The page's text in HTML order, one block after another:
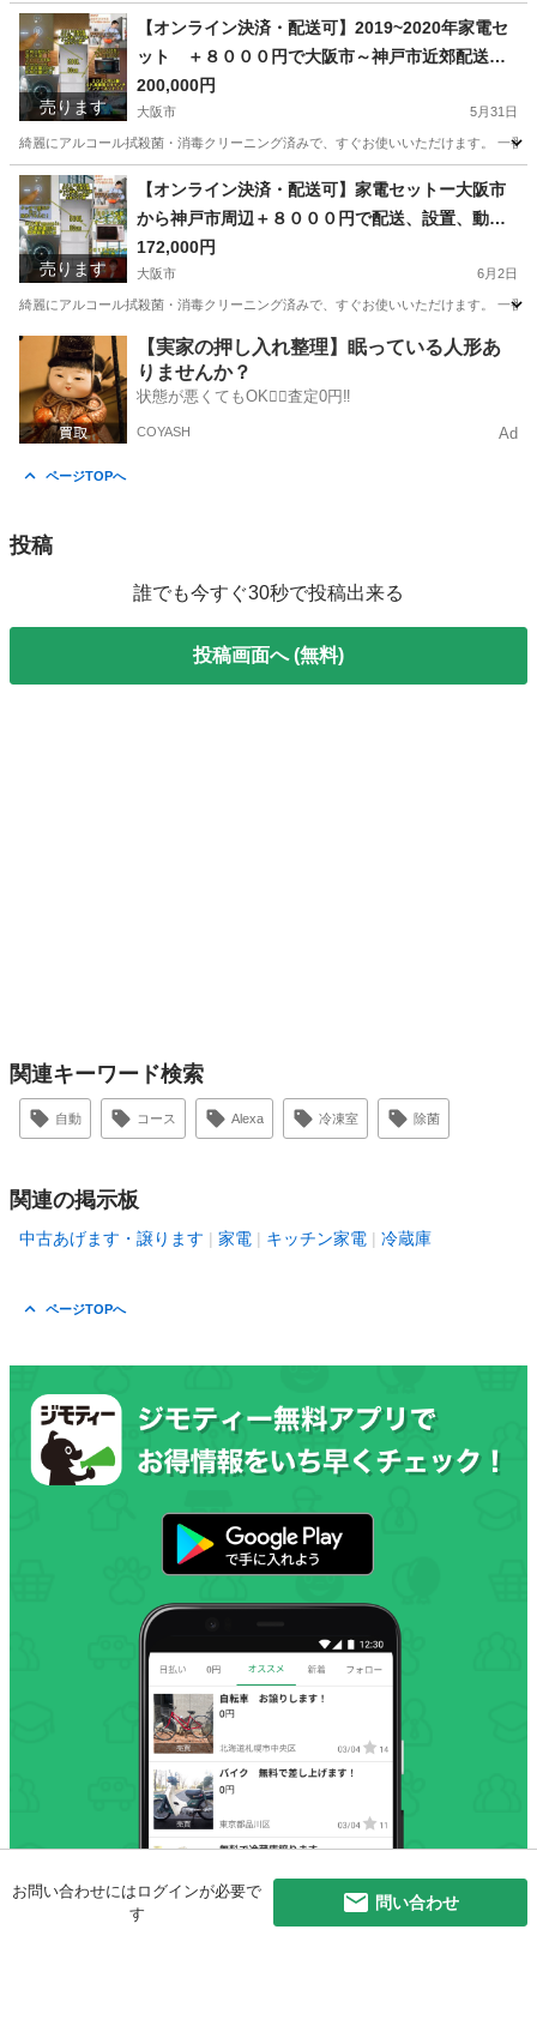
お問い合わせにはログインが必要で
す
問い合わせ
大阪 大阪市 生活家電 コース
売ります
【オンライン決済・配送可】2019~2020年家電セ
ット ＋８０００円で大阪市～神戸市近郊配送・
設置致します
200,000円
大阪市 5月31日
綺麗にアルコール拭殺菌・消毒クリーニング済みで、すぐお使いいただけます。 一
大阪 大阪市 家電 コース
売ります
【オンライン決済・配送可】家電セットー大阪市
から神戸市周辺＋８０００円で配送、設置、動作
確認までいたします
172,000円
大阪市 6月2日
綺麗にアルコール拭殺菌・消毒クリーニング済みで、すぐお使いいただけます。 一
大阪 大阪市 生活家電 自動
【実家の押し入れ整理】眠っている人形あ
りませんか？
状態が悪くてもOK🙆‍♀️査定0円‼️
COYASH Ad
ページTOPへ
投稿
誰でも今すぐ30秒で投稿出来る
投稿画面へ (無料)
関連キーワード検索
自動 コース Alexa 冷凍室 除菌
関連の掲示板
中古あげます・譲ります 家電 キッチン家電 冷蔵庫
ページTOPへ